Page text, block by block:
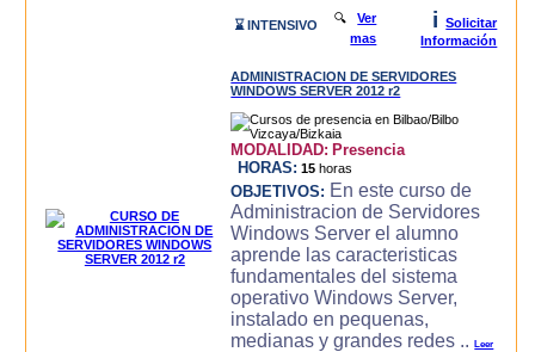
⌛ INTENSIVO 🔍Ver
mas
i
Solicitar
Información
ADMINISTRACION DE SERVIDORES
WINDOWS SERVER 2012 r2
MODALIDAD: Presencia
HORAS: 15 horas
OBJETIVOS: En este curso de
Administracion de Servidores
Windows Server el alumno
aprende las caracteri­sticas
fundamentales del sistema
operativo Windows Server,
instalado en pequenas,
medianas y grandes redes ..Leer